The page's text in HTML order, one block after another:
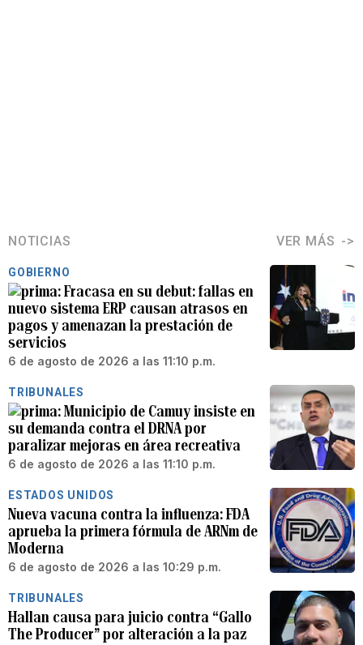
NOTICIAS VER MÁS
GOBIERNO
Fracasa en su debut: fallas en
nuevo sistema ERP causan atrasos en
pagos y amenazan la prestación de
servicios
6 de agosto de 2026 a las 11:10 p.m.
TRIBUNALES
Municipio de Camuy insiste en
su demanda contra el DRNA por
paralizar mejoras en área recreativa
6 de agosto de 2026 a las 11:10 p.m.
ESTADOS UNIDOS
Nueva vacuna contra la influenza: FDA
aprueba la primera fórmula de ARNm de
Moderna
6 de agosto de 2026 a las 10:29 p.m.
TRIBUNALES
Hallan causa para juicio contra “Gallo
The Producer” por alteración a la paz